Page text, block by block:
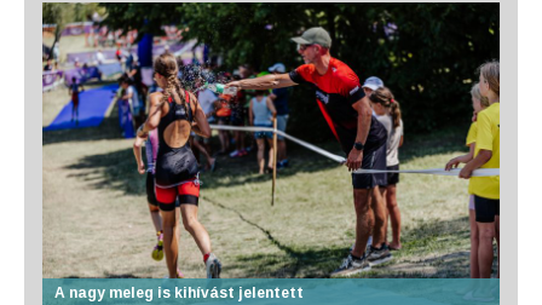
A nagy meleg is kihívást jelentett